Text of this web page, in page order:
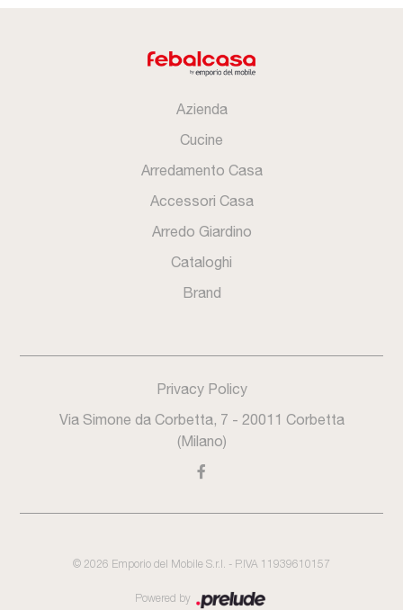
Azienda
Cucine
Arredamento Casa
Accessori Casa
Arredo Giardino
Cataloghi
Brand
Privacy Policy
Via Simone da Corbetta, 7 - 20011 Corbetta
(Milano)
© 2026 Emporio del Mobile S.r.l. - P.IVA 11939610157
Powered by